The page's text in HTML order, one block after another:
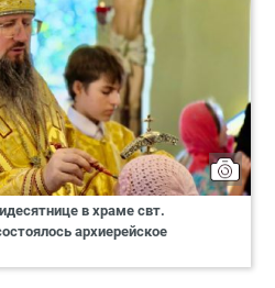
в храме свт.
архиерейское